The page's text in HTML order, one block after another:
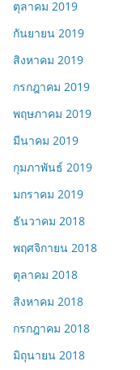
ตุลาคม 2019
กันยายน 2019
สิงหาคม 2019
กรกฎาคม 2019
พฤษภาคม 2019
มีนาคม 2019
กุมภาพันธ์ 2019
มกราคม 2019
ธันวาคม 2018
พฤศจิกายน 2018
ตุลาคม 2018
สิงหาคม 2018
กรกฎาคม 2018
มิถุนายน 2018